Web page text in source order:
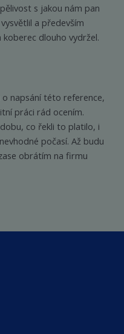
s jakou nám pan
a především
dlouho vydržel.
napsání této reference,
práci rád ocením.
co řekli to platilo, i
počasí. Až budu
obrátím na firmu